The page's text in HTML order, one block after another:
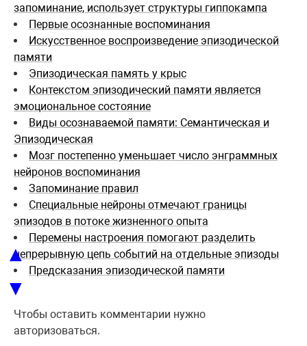
запоминание, использует структуры гиппокампа
Первые осознанные воспоминания
Искусственное воспроизведение эпизодической
памяти
Эпизодическая память у крыс
Контекстом эпизодический памяти является
эмоциональное состояние
Виды осознаваемой памяти: Семантическая и
Эпизодическая
Мозг постепенно уменьшает число энграммных
нейронов воспоминания
Запоминание правил
Специальные нейроны отмечают границы
эпизодов в потоке жизненного опыта
Перемены настроения помогают разделить
непрерывную цепь событий на отдельные эпизоды
Предсказания эпизодической памяти
Чтобы оставить комментарии нужно
авторизоваться.
▲
▼